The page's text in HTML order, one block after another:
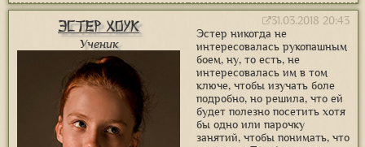
Эстер Хоук
Ученик
31.03.2018 20:43
Эстер никогда не
интересовалась рукопашным
боем, ну, то есть, не
интересовалась им в том
ключе, чтобы изучать боле
подробно, но решила, что ей
будет полезно посетить хотя
бы одно или парочку
занятий, чтобы понимать, что